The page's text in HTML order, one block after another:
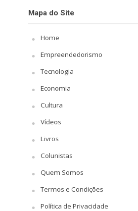
Mapa do Site
Home
Empreendedorismo
Tecnologia
Economia
Cultura
Vídeos
Livros
Colunistas
Quem Somos
Termos e Condições
Política de Privacidade